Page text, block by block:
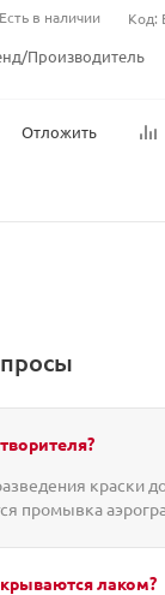
Есть в наличии Код:
Производитель
Отложить
краски
промывка
лаком?